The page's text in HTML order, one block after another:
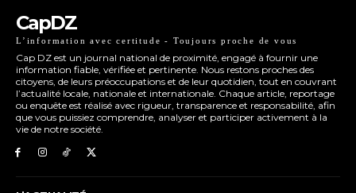
CapDZ
L’information avec certitude - Toujours proche de vous
Cap DZ est un journal national de proximité, engagé à fournir une
information fiable, vérifiée et pertinente. Nous restons proches des
citoyens, de leurs préoccupations et de leur quotidien, tout en couvrant
l’actualité locale, nationale et internationale. Chaque article, reportage
ou enquête est réalisé avec rigueur, transparence et responsabilité, afin
que vous puissiez comprendre, analyser et participer activement à la
vie de notre société.